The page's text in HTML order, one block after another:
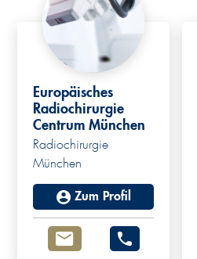
Europäisches
Radiochirurgie
Centrum München
Radiochirurgie
München
Zum Profil